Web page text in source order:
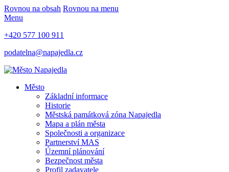
Rovnou na obsah Rovnou na menu
Menu
+420 577 100 911
podatelna@napajedla.cz
Město
Základní informace
Historie
Městská památková zóna Napajedla
Mapa a plán města
Společnosti a organizace
Partnerství MAS
Územní plánování
Bezpečnost města
Profil zadavatele